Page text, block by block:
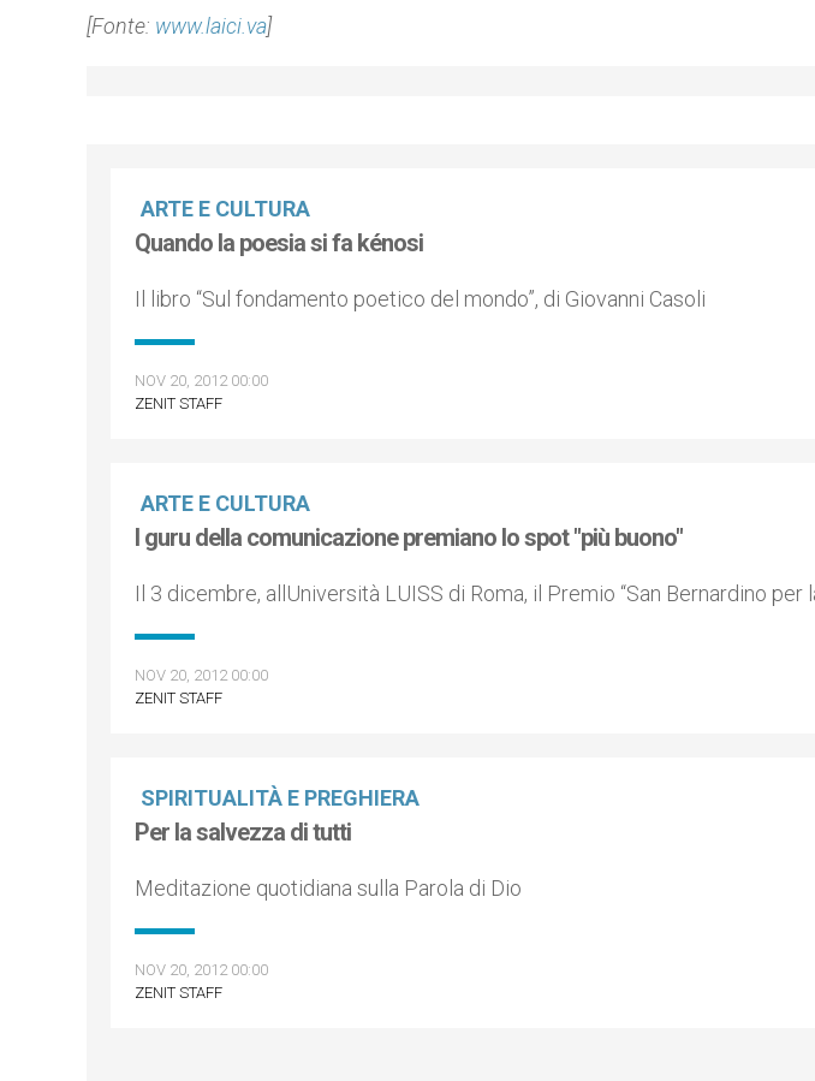
[Fonte: www.laici.va]
ARTE E CULTURA
Quando la poesia si fa kénosi
Il libro “Sul fondamento poetico del mondo”, di Giovanni Casoli
NOV 20, 2012 00:00
ZENIT STAFF
ARTE E CULTURA
I guru della comunicazione premiano lo spot "più buono"
Il 3 dicembre, allUniversità LUISS di Roma, il Premio “San Bernardino
NOV 20, 2012 00:00
ZENIT STAFF
SPIRITUALITÀ E PREGHIERA
Per la salvezza di tutti
Meditazione quotidiana sulla Parola di Dio
NOV 20, 2012 00:00
ZENIT STAFF